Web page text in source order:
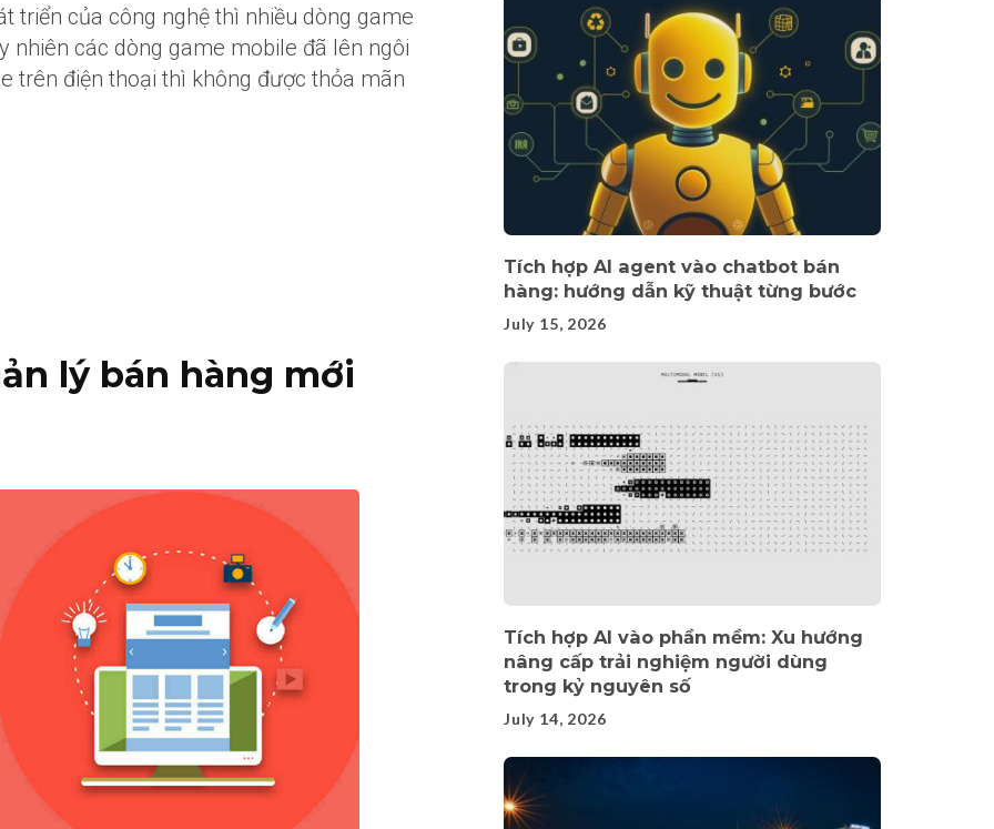
triển của công nghệ thì nhiều dòng game
nhiên các dòng game mobile đã lên ngôi
trên điện thoại thì không được thỏa mãn
lý bán hàng mới
Tích hợp AI agent vào chatbot bán
hàng: hướng dẫn kỹ thuật từng bước
July 15, 2026
Tích hợp AI vào phần mềm: Xu hướng
nâng cấp trải nghiệm người dùng
trong kỷ nguyên số
July 14, 2026